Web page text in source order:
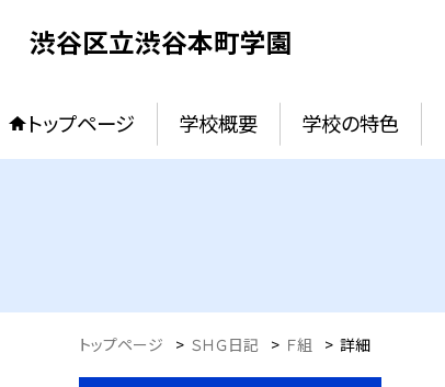
渋谷区立渋谷本町学園
トップページ 学校概要 学校の特色
トップページ > ＳＨＧ日記 > Ｆ組 > 詳細